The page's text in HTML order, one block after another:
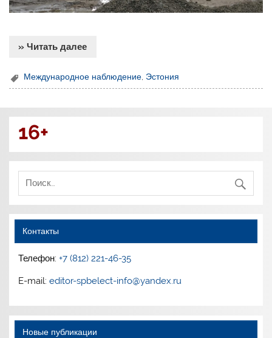
» Читать далее
Международное наблюдение, Эстония
16+
Контакты
Телефон:+7 (812) 221-46-35
E-mail:editor-spbelect-info@yandex.ru
Новые публикации